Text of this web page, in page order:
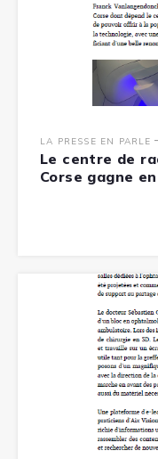
LA PRESSE EN PARLE -
Le centre de
Corse gagne